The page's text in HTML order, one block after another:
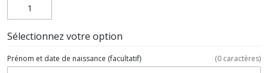
Sélectionnez votre option
Prénom et date de naissance (facultatif) (0 caractères)